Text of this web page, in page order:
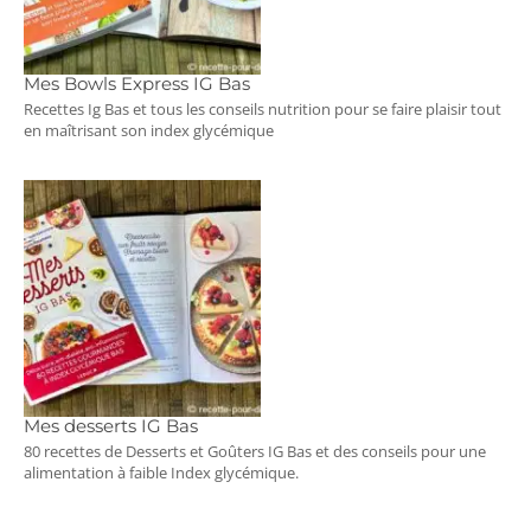
Mes Bowls Express IG Bas
Recettes Ig Bas et tous les conseils nutrition pour se faire plaisir tout
en maîtrisant son index glycémique
Mes desserts IG Bas
80 recettes de Desserts et Goûters IG Bas et des conseils pour une
alimentation à faible Index glycémique.